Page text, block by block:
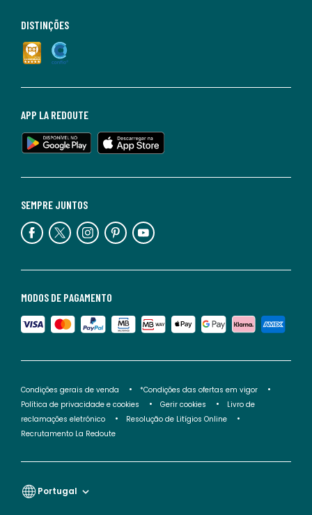
MODOS DE PAGAMENTO
SEMPRE JUNTOS
APP LA REDOUTE
DISTINÇÕES
Condições gerais de venda
*Condições das ofertas em vigor
Política de privacidade e cookies
Gerir cookies
Livro de
reclamações eletrónico
Resolução de Litígios Online
Recrutamento La Redoute
Portugal